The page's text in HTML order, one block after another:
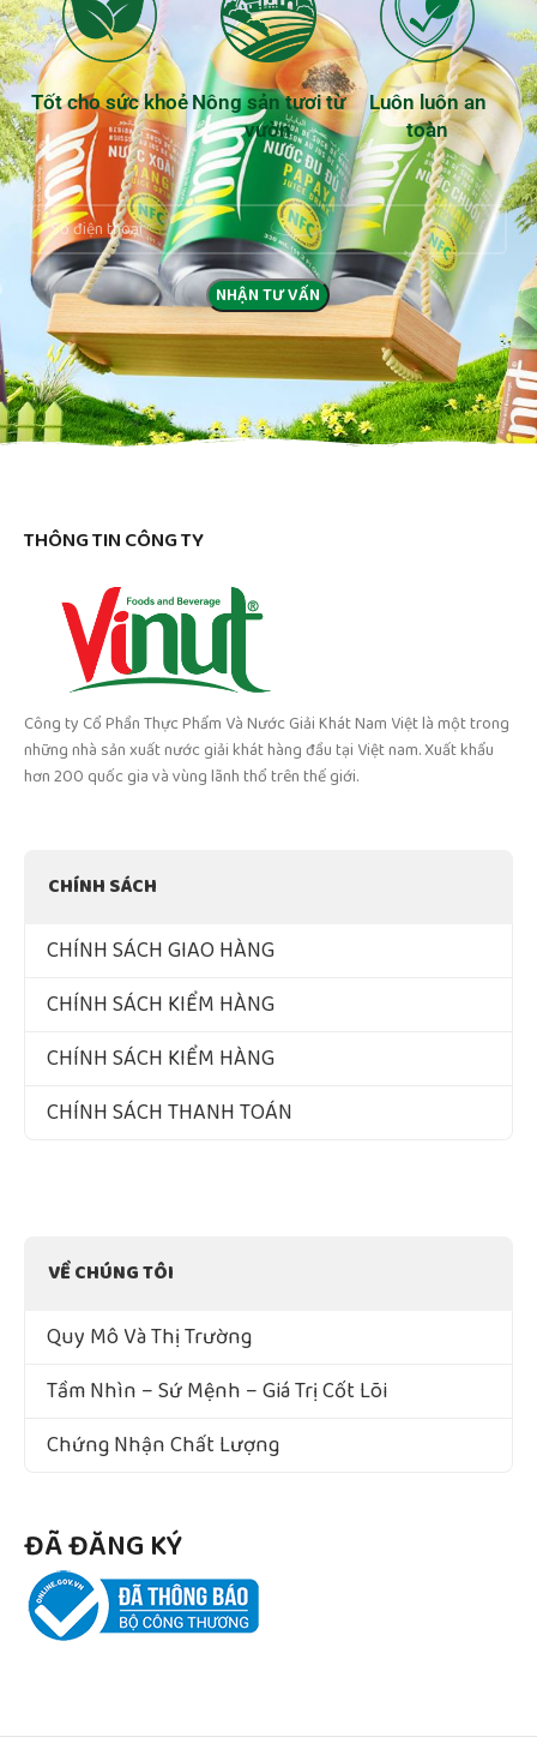
Tốt cho sức khoẻ Nông sản tươi từ
vườn
Luôn luôn an
toàn
THÔNG TIN CÔNG TY
Công ty Cổ Phần Thực Phẩm Và Nước Giải Khát Nam Việt là một trong
những nhà sản xuất nước giải khát hàng đầu tại Việt nam. Xuất khẩu
hơn 200 quốc gia và vùng lãnh thổ trên thế giới.
CHÍNH SÁCH
CHÍNH SÁCH GIAO HÀNG
CHÍNH SÁCH KIỂM HÀNG
CHÍNH SÁCH KIỂM HÀNG
CHÍNH SÁCH THANH TOÁN
VỀ CHÚNG TÔI
Quy Mô Và Thị Trường
Tầm Nhìn – Sứ Mệnh – Giá Trị Cốt Lõi
Chứng Nhận Chất Lượng
ĐÃ ĐĂNG KÝ